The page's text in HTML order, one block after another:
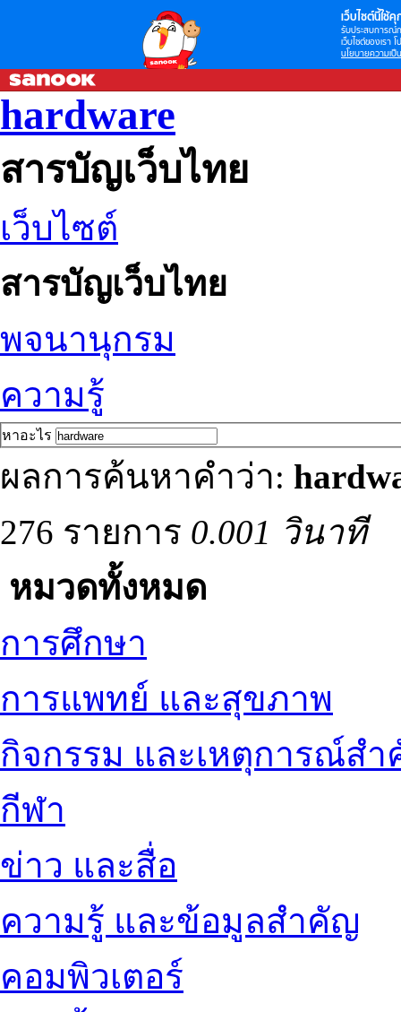
เว็บไซต์นี้ใช้คุ
รับประสบการณ์
เว็บไซต์ของเรา
นโยบายความเป็
hardware
สารบัญเว็บไทย
เว็บไซต์
สารบัญเว็บไทย
พจนานุกรม
ความรู้
หาอะไร
ผลการค้นหาคำว่า:
276 รายการ 0.001 วินาที
หมวดทั้งหมด
การศึกษา
การแพทย์ และสุขภาพ
กิจกรรม และเหตุการณ์ส
กีฬา
ข่าว และสื่อ
ความรู้ และข้อมูลสำคัญ
คอมพิวเตอร์